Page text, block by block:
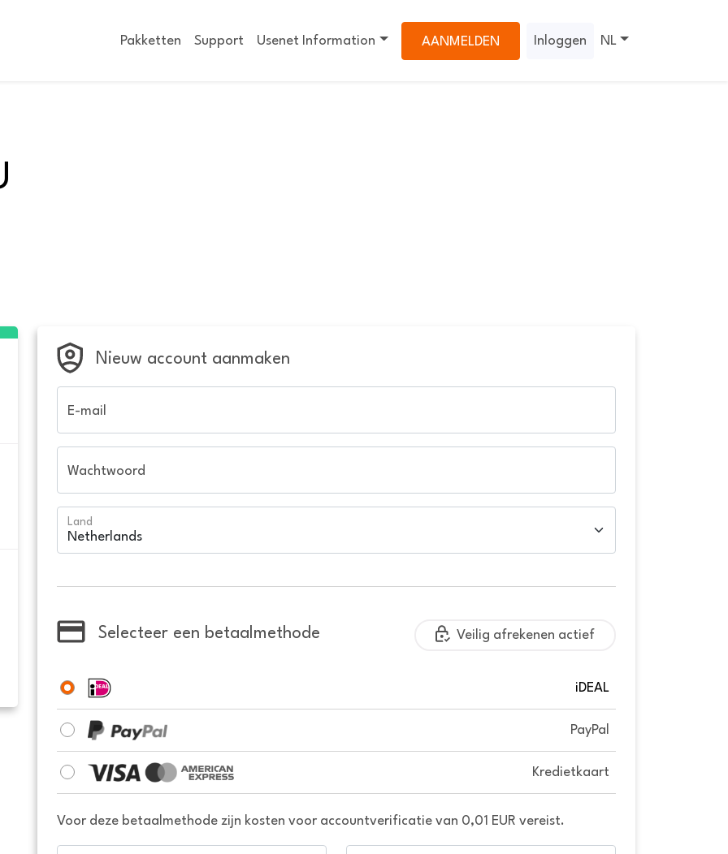
Pakketten Support Usenet Information AANMELDEN Inloggen NL
Nieuw account aanmaken
E-mail
Wachtwoord
Land
Selecteer een betaalmethode Veilig afrekenen actief
iDEAL
PayPal
Kredietkaart
Voor deze betaalmethode zijn kosten voor accountverificatie van 0,01 EUR vereist.